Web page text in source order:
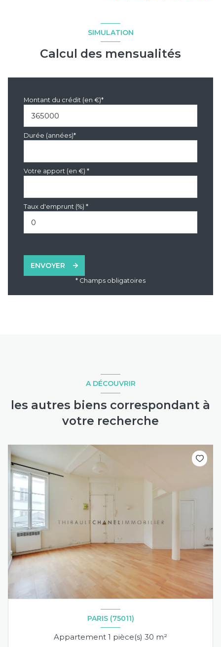
SIMULATION
Calcul des mensualités
Montant du crédit (en €)*
Durée (années)*
Votre apport (en €) *
Taux d'emprunt (%) *
ENVOYER
* Champs obligatoires
A DÉCOUVRIR
les autres biens correspondant à
votre recherche
PARIS (75011)
Appartement 1 pièce(s) 30 m²